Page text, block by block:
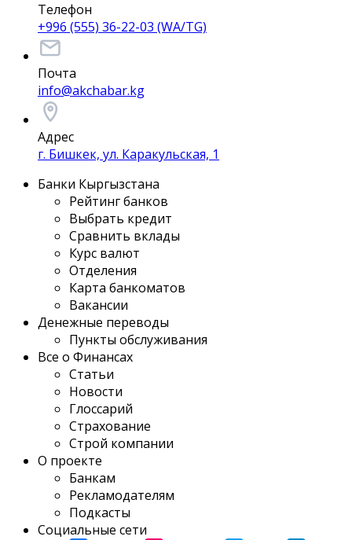
Телефон
+996 (555) 36-22-03 (WA/TG)
Почта
info@akchabar.kg
Адрес
г. Бишкек, ул. Каракульская, 1
Банки Кыргызстана
Рейтинг банков
Выбрать кредит
Сравнить вклады
Курс валют
Отделения
Карта банкоматов
Вакансии
Денежные переводы
Пункты обслуживания
Все о Финансах
Статьи
Новости
Глоссарий
Страхование
Строй компании
О проекте
Банкам
Рекламодателям
Подкасты
Социальные сети